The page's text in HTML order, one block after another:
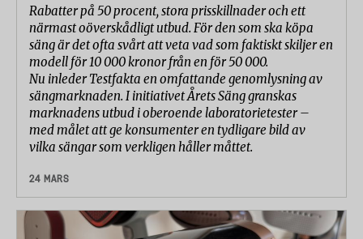
Rabatter på 50 procent, stora prisskillnader och ett
närmast oöverskådligt utbud. För den som ska köpa
säng är det ofta svårt att veta vad som faktiskt skiljer en
modell för 10 000 kronor från en för 50 000.
Nu inleder Testfakta en omfattande genomlysning av
sängmarknaden. I initiativet Årets Säng granskas
marknadens utbud i oberoende laboratorietester –
med målet att ge konsumenter en tydligare bild av
vilka sängar som verkligen håller måttet.
24 MARS